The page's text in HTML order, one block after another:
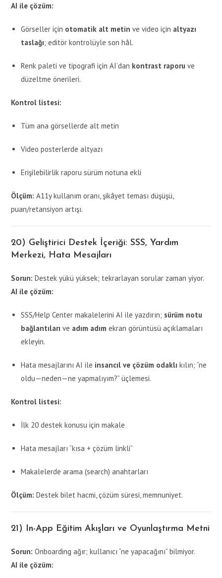
AI ile çözüm:
Görseller için otomatik alt metin ve video için altyazı
taslağı; editör kontrolüyle son hâl.
Renk paleti ve tipografi için AI’dan kontrast raporu ve
düzeltme önerileri.
Kontrol listesi:
Tüm ana görsellerde alt metin
Video posterlerde altyazı
Erişilebilirlik raporu sürüm notuna ekli
Ölçüm: A11y kullanım oranı, şikâyet teması düşüşü,
puan/retansiyon artışı.
20) Geliştirici Destek İçeriği: SSS, Yardım
Merkezi, Hata Mesajları
Sorun: Destek yükü yüksek; tekrarlayan sorular zaman yiyor.
AI ile çözüm:
SSS/Help Center makalelerini AI ile yazdırın; sürüm notu
bağlantıları ve adım adım ekran görüntüsü açıklamaları
ekleyin.
Hata mesajlarını AI ile insancıl ve çözüm odaklı kılın; “ne
oldu—neden—ne yapmalıyım?” üçlemesi.
Kontrol listesi:
İlk 20 destek konusu için makale
Hata mesajları “kısa + çözüm linkli”
Makalelerde arama (search) anahtarları
Ölçüm: Destek bilet hacmi, çözüm süresi, memnuniyet.
21) In-App Eğitim Akışları ve Oyunlaştırma Metni
Sorun: Onboarding ağır; kullanıcı “ne yapacağını” bilmiyor.
AI ile çözüm: